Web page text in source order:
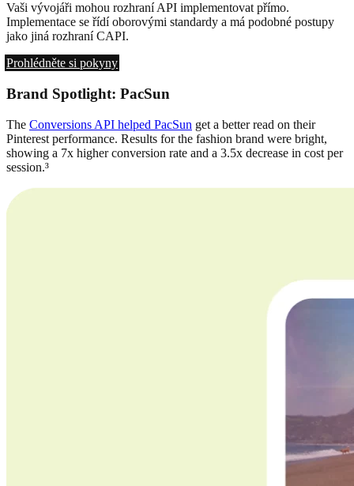
Vaši vývojáři mohou rozhraní API implementovat přímo.
Implementace se řídí oborovými standardy a má podobné postupy
jako jiná rozhraní CAPI.
Prohlédněte si pokyny
Brand Spotlight: PacSun
The Conversions API helped PacSun get a better read on their
Pinterest performance. Results for the fashion brand were bright,
showing a 7x higher conversion rate and a 3.5x decrease in cost per
session.³